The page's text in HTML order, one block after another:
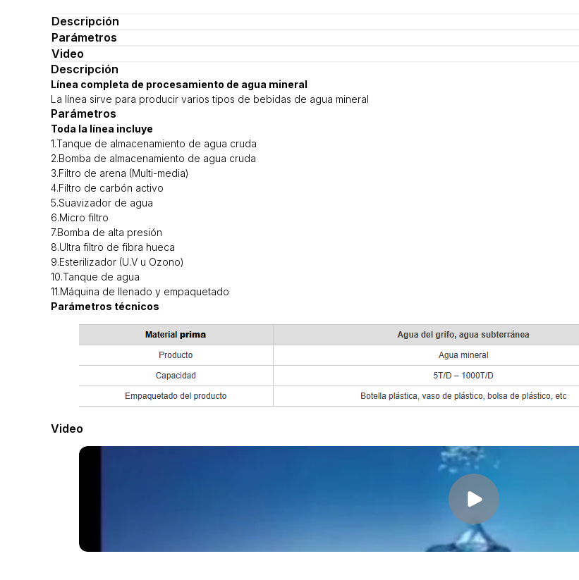
Descripción
Parámetros
Video
Descripción
Línea completa de procesamiento de agua mineral
La línea sirve para producir varios tipos de bebidas de agua mineral
Parámetros
Toda la línea incluye
1.Tanque de almacenamiento de agua cruda
2.Bomba de almacenamiento de agua cruda
3.Filtro de arena (Multi-media)
4.Filtro de carbón activo
5.Suavizador de agua
6.Micro filtro
7.Bomba de alta presión
8.Ultra filtro de fibra hueca
9.Esterilizador (U.V u Ozono)
10.Tanque de agua
11.Máquina de llenado y empaquetado
Parámetros técnicos
Video